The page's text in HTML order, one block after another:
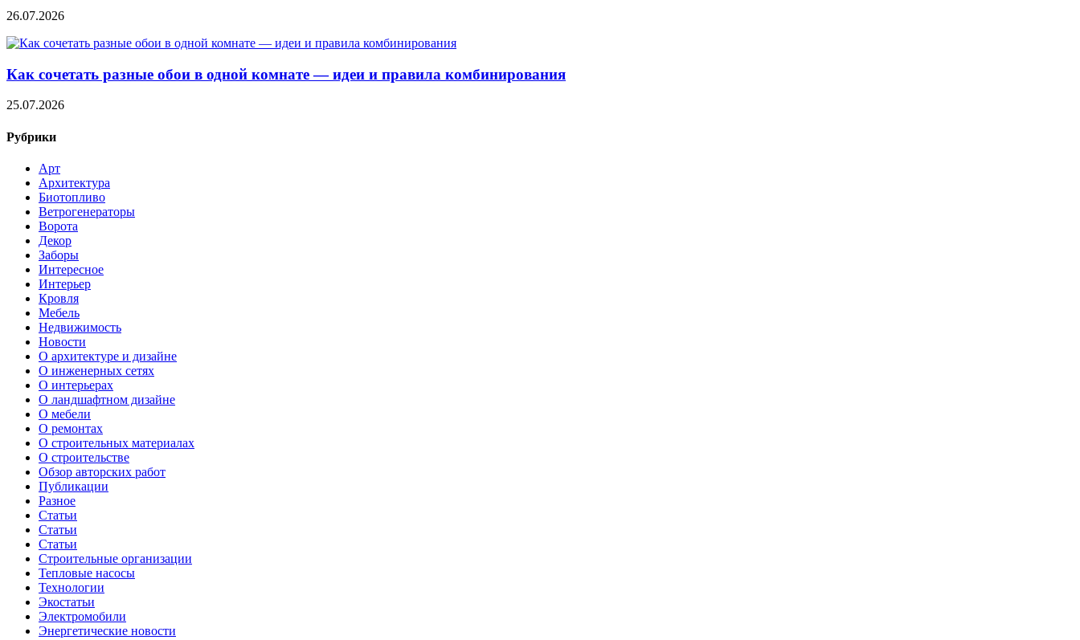
26.07.2026
Как сочетать разные обои в одной комнате — идеи и правила комбинирования
25.07.2026
Рубрики
Арт
Архитектура
Биотопливо
Ветрогенераторы
Ворота
Декор
Заборы
Интересное
Интерьер
Кровля
Мебель
Недвижимость
Новости
О архитектуре и дизайне
О инженерных сетях
О интерьерах
О ландшафтном дизайне
О мебели
О ремонтах
О строительных материалах
О строительстве
Обзор авторских работ
Публикации
Разное
Статьи
Статьи
Статьи
Строительные организации
Тепловые насосы
Технологии
Экостатьи
Электромобили
Энергетические новости